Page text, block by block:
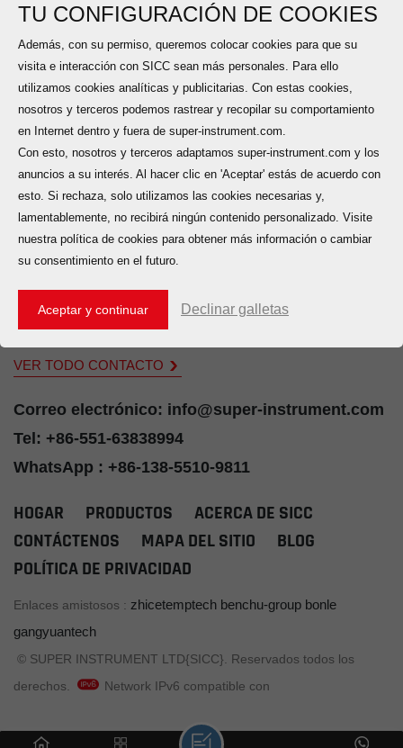
TU CONFIGURACIÓN DE COOKIES
Además, con su permiso, queremos colocar cookies para que su
visita e interacción con SICC sean más personales. Para ello
utilizamos cookies analíticas y publicitarias. Con estas cookies,
nosotros y terceros podemos rastrear y recopilar su comportamiento
en Internet dentro y fuera de super-instrument.com.
Con esto, nosotros y terceros adaptamos super-instrument.com y los
anuncios a su interés. Al hacer clic en 'Aceptar' estás de acuerdo con
esto. Si rechaza, solo utilizamos las cookies necesarias y,
lamentablemente, no recibirá ningún contenido personalizado. Visite
nuestra política de cookies para obtener más información o cambiar
su consentimiento en el futuro.
Aceptar y continuar Declinar galletas
calidad, SICC se especializa
de sondas de temperatura
RTD personalizables
(detector de temperatura de
resistencia) adaptadas para
cumplir con los diversos
requisitos de los clientes
globales.
LEER MÁS
para diferentes tipos de
RTD Las especificaciones
de la sonda RTD son de
DIA1 5 a 8 0 mm con níquel,
cobre, constante, etc Aquí
en SICC, producimos Sonda
RTD Usando la más alta
calidad crudo materiales
Una amplia gama de
materiales como tubo,Polvo
MgO, alambre de termopar
desnudo y más se obtienen
cuidadosamente para hacer
LEER MÁS
Sonda de cable RTD MI
Sonda de cable RTD MI Es
un sensor de medición de
precisión y alta
confiabilidad. Adopta una
estructura blindada especial
térmica en una carcasa de
metal y tiene buenas
propiedades mecánicas,
capacidad antiinterferente y
Como fabricante chino líder
MI, SICC Ofrece soluciones
de vanguardia diseñadas
para satisfacer las exigentes
globales. Especializada en
Asociaciones B2B,
nuestroSondas RTD con
aislamiento mineral (MI)
avanzados, un riguroso
personalizables para
garantizar una medición
en aplicaciones críticas.ã€
productos semiacabados o
sonda RTD
La sonda RTD se compone
de un elemento, una
cubierta, un cable conductor
y un conector. Su principio
de funcionamiento es la
eléctrica a través del
cerca del área donde se va
resistencia es luego medido
por un instrumento.
Un Total De 1 Páginas
VER TODO CONTACTO
Correo electrónico: info@super-instrument.com
Tel: +86-551-63838994
WhatsApp : +86-138-5510-9811
HOGAR PRODUCTOS
ACERCA DE SICC
CONTÁCTENOS
MAPA DEL SITIO
BLOG
POLÍTICA DE PRIVACIDAD
Enlaces amistosos : zhicetemptech benchu-group bonle
gangyuantech
© SUPER INSTRUMENT LTD{SICC}. Reservados todos los
derechos.
Network IPv6 compatible con